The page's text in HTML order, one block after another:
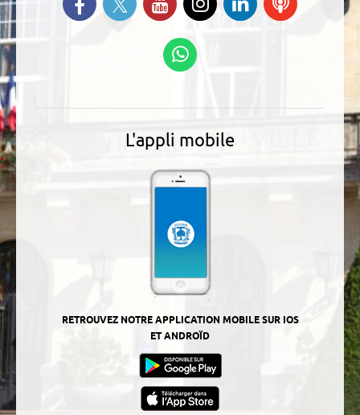
Instagram
nous sur
L'appli mobile
RETROUVEZ NOTRE APPLICATION MOBILE SUR IOS
ET ANDROÏD